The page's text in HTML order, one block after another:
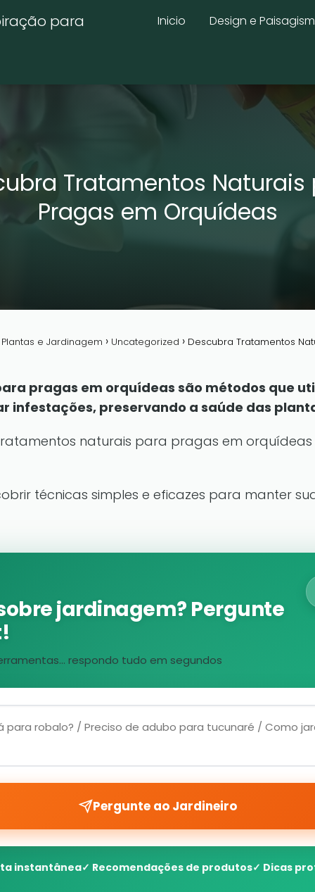
para Inicio Design e
Tratamentos Naturais
Pragas em Orquídeas
e Jardinagem Uncategorized Descubra Tratamentos
pragas em orquídeas são métodos que
infestações, preservando a saúde das
naturais para pragas em
técnicas simples e eficazes para manter
jardinagem? Pergunte
respondo tudo em segundos
Pergunte ao Jardineiro
instantânea✓ Recomendações de produtos✓ Dicas